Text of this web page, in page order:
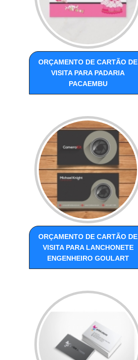
ORÇAMENTO DE CARTÃO DE
VISITA PARA PADARIA
PACAEMBU
ORÇAMENTO DE CARTÃO DE
VISITA PARA LANCHONETE
ENGENHEIRO GOULART